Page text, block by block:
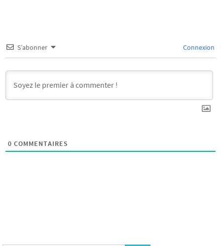
S’abonner Connexion
0 COMMENTAIRES